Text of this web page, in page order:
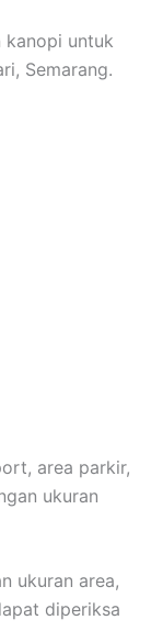
kanopi untuk
Semarang.
area parkir,
ukuran
ukuran area,
diperiksa